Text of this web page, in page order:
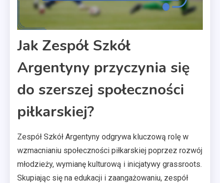
Jak Zespół Szkół
Argentyny przyczynia się
do szerszej społeczności
piłkarskiej?
Zespół Szkół Argentyny odgrywa kluczową rolę w
wzmacnianiu społeczności piłkarskiej poprzez rozwój
młodzieży, wymianę kulturową i inicjatywy grassroots.
Skupiając się na edukacji i zaangażowaniu, zespół